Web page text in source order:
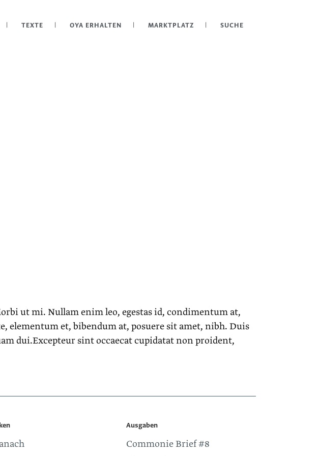
TEXTE OYA ERHALTEN MARKTPLATZ SUCHE
ut mi. Nullam enim leo, egestas id, condimentum at,
elementum et, bibendum at, posuere sit amet, nibh. Duis
dui.Excepteur sint occaecat cupidatat non proident,
Ausgaben
Commonie Brief #8